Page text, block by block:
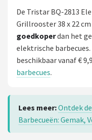
De Tristar BQ-2813
Grillrooster 38 x 22
goedkoperdan het
elektrische
beschikbaar vanaf €
barbecues.
Lees meer:Ontdek
Barbecueën: Gemak,